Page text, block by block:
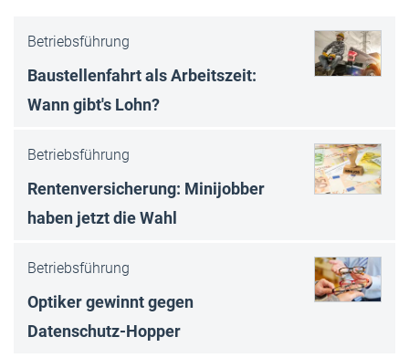
Betriebsführung
Baustellenfahrt als Arbeitszeit:
Wann gibt's Lohn?
Betriebsführung
Rentenversicherung: Minijobber
haben jetzt die Wahl
Betriebsführung
Optiker gewinnt gegen
Datenschutz-Hop­per